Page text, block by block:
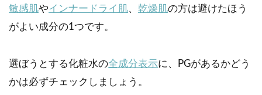
敏感肌やインナードライ肌、 乾燥肌の方は避けたほう
がよい成分の1つです。
選ぼうとする化粧水の全成分表示に、PGがあるかどう
かは必ずチェックしましょう。